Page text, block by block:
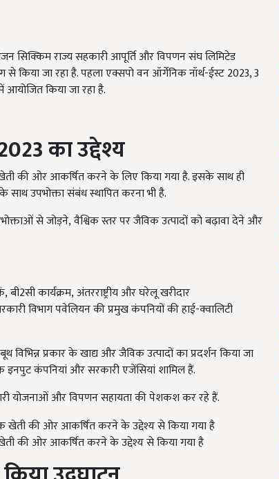
राज्य सहकारी आपूर्ति और विपणन संघ लिमिटेड
किया जा रहा है. पहला एक्सपो वन ऑर्गेनिक नॉर्थ-ईस्ट 2023, 3
किया जा रहा है.
का उद्देश्य
की ओर आकर्षित करने के लिए किया गया है. इसके साथ ही
उपभोक्ता संबंध स्थापित करना भी है.
से जोड़ने,वैश्विक स्तर पर जैविक उत्पादों को बढ़ावा देने और
,बी2सी कार्यक्रम,अंतरराष्ट्रीय और घरेलू खरीदार
विभाग पवेलियन की प्रमुख कंपनियों की हाई-क्वालिटी
प्रकार के खाद्य और जैविक उत्पादों का प्रदर्शन किया जा
इनपुट कंपनियां और सरकारी एजेंसियां ​​शामिल हैं.
योजनाओं और विपणन सहायता की पेशकश कर रहे हैं.
की ओर आकर्षित करने के उद्देश्य से किया गया है